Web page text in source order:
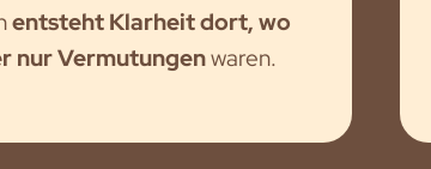
entsteht Klarheit dort, wo
nur Vermutungenwaren.